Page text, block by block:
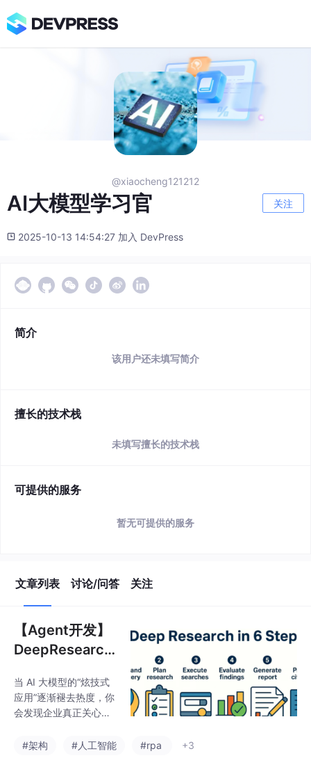
@xiaocheng121212
AI大模型学习官 关注
2025-10-13 14:54:27 加入 DevPress
简介
该用户还未填写简介
擅长的技术栈
未填写擅长的技术栈
可提供的服务
暂无可提供的服务
文章列表 讨论/问答 关注
【Agent开发】
DeepResearch
究型 AI 智能体”
打通业务全流
当 AI 大模型的“炫技式
应用”逐渐褪去热度，你
会发现企业真正关心的
从“对话助手”进化为“业
#架构 #人工智能 #rpa +3